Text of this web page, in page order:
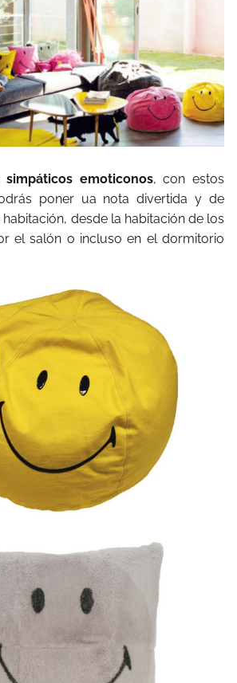
simpáticos emoticonos, con estos
poner ua nota divertida y de
desde la habitación de los
el salón o incluso en el dormitorio